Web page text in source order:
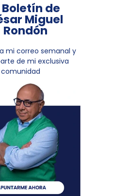
Boletín de
Miguel
Rondón
mi correo semanal y
de mi exclusiva
comunidad